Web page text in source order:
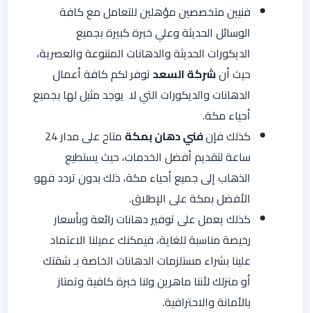
فنيين متخصصين مؤهلين للتعامل مع كافة
الوسائل الحديثة وعلي خبرة كبيرة بجميع
الديكورات الحديثة والدهانات المتنوعة والعصرية،
حيث أنشركة السعدتوفر لكم كافة أعمال
الدهانات والديكورات التي لا يوجد مثيل لها بجميع
أحياء مكة.
كذلك فإنفني دهان بمكة
متاح على مدار 24
ساعة لتقديم أفضل الخدمات، حيث يستطيع
الذهاب إلى جميع أحياء مكة، ذلك بدون تردد فهو
الأفضل بمكة على الإطلاق.
كذلك يعمل على توفير دهانات رائعة وبأسعار
رخيصة مناسبة للغاية، فيمكنك عميلنا الاعتماد
علينا بشراء مستلزمات الدهانات الخاصة بـ شقتك
أو منزلك لأننا ماهرين ولنا خبرة كافية وتمتاز
بالأمانة والاحترافية.